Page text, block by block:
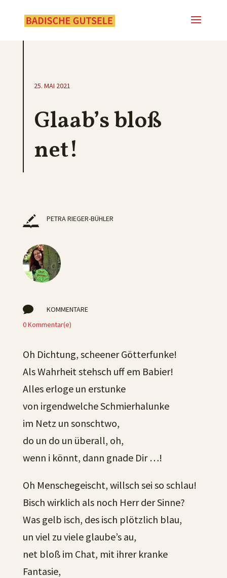
25. MAI 2021
Glaab’s bloß
net!
PETRA RIEGER-BÜHLER

KOMMENTARE
0 Kommentar(e)
Oh Dichtung, scheener Götterfunke!
Als Wahrheit stehsch uff em Babier!
Alles erloge un erstunke
von irgendwelche Schmierhalunke
im Netz un sonschtwo,
do un do un überall, oh,
wenn i könnt, dann gnade Dir …!
Oh Menschegeischt, willsch sei so schlau!
Bisch wirklich als noch Herr der Sinne?
Was gelb isch, des isch plötzlich blau,
un viel zu viele glaube’s au,
net bloß im Chat, mit ihrer kranke
Fantasie,